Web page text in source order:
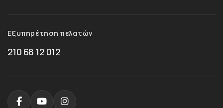
Εξυπηρέτηση πελατών
210 68 12 012